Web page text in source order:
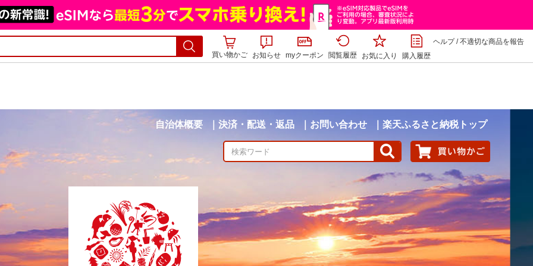
買い物かご お知らせ myクーポン 閲覧履歴 お気に入り 購入履歴
ヘルプ/不適切な商品を報告
自治体概要 決済・配送・返品 お問い合わせ 楽天ふるさと納税トップ